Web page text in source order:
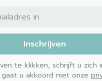
Inschrijven
te klikken, schrijft u zich
u akkoord met onze